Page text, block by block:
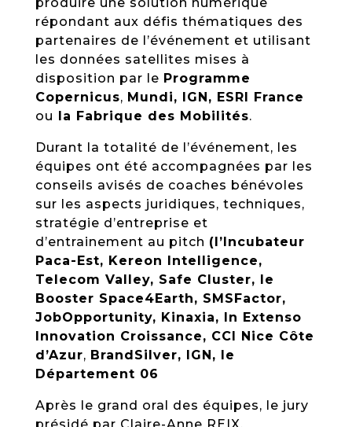
répondant aux défis thématiques des
partenaires de l’événement et utilisant
les données satellites mises à
disposition par le Programme
Copernicus, Mundi, IGN, ESRI France
ou la Fabrique des Mobilités.
Durant la totalité de l’événement, les
équipes ont été accompagnées par les
conseils avisés de coaches bénévoles
sur les aspects juridiques, techniques,
stratégie d’entreprise et
d’entrainement au pitch (l’Incubateur
Paca-Est, Kereon Intelligence,
Telecom Valley, Safe Cluster, le
Booster Space4Earth, SMSFactor,
JobOpportunity, Kinaxia, In Extenso
Innovation Croissance, CCI Nice Côte
d’Azur, BrandSilver, IGN, le
Département 06
Après le grand oral des équipes, le jury